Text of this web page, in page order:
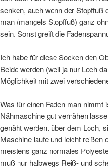
senken, auch wenn der Stopffuß
man (mangels Stopffuß) ganz
sein. Sonst greift die
Ich habe für diese Socken den
Beide werden (weil ja nur Loch
Möglichkeit mit zwei
Was für einen Faden man nimmt
Nähmaschine gut vernähen
genäht werden, über dem Loch,
Maschine laufe und leicht reißen
meistens ganz normales
muß nur halbwegs Reiß- und